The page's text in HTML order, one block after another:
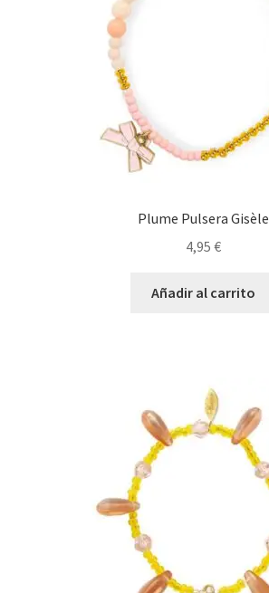
Plume Pulsera Gisèle
4,95 €
Añadir al carrito